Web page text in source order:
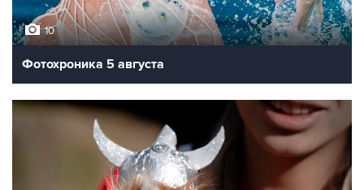
10
Фотохроника 5 августа